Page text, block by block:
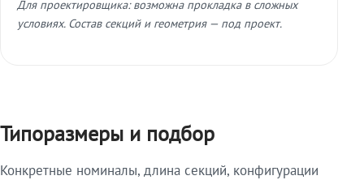
Для проектировщика: возможна прокладка в сложных
условиях. Состав секций и геометрия — под проект.
Типоразмеры и подбор
Конкретные номиналы, длина секций, конфигурации